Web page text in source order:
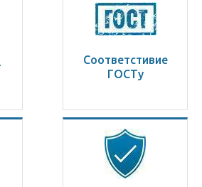
Соответстивие
ГОСТу